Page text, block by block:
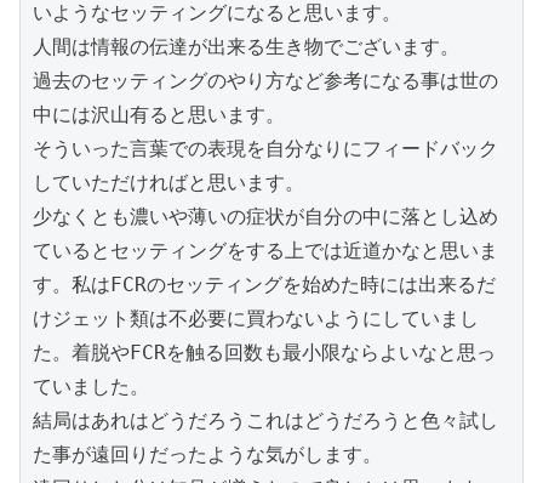
いようなセッティングになると思います。
人間は情報の伝達が出来る生き物でございます。
過去のセッティングのやり方など参考になる事は世の
中には沢山有ると思います。
そういった言葉での表現を自分なりにフィードバック
していただければと思います。
少なくとも濃いや薄いの症状が自分の中に落とし込め
ているとセッティングをする上では近道かなと思いま
す。私はFCRのセッティングを始めた時には出来るだ
けジェット類は不必要に買わないようにしていまし
た。着脱やFCRを触る回数も最小限ならよいなと思っ
ていました。
結局はあれはどうだろうこれはどうだろうと色々試し
た事が遠回りだったような気がします。